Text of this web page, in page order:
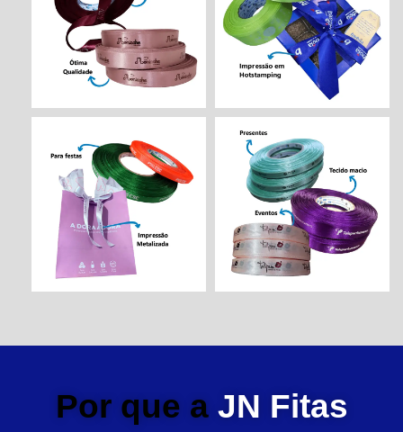
Por que a JN Fitas